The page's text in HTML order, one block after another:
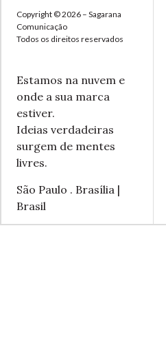
Copyright © 2026 – Sagarana
Comunicação
Todos os direitos reservados
Estamos na nuvem e
onde a sua marca
estiver.
Ideias verdadeiras
surgem de mentes
livres.
São Paulo . Brasília |
Brasil